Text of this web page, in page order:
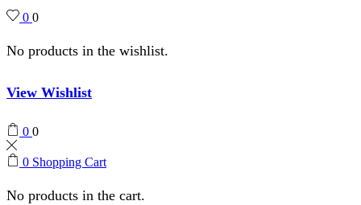
0 0
No products in the wishlist.
View Wishlist
0 0
0 Shopping Cart
No products in the cart.